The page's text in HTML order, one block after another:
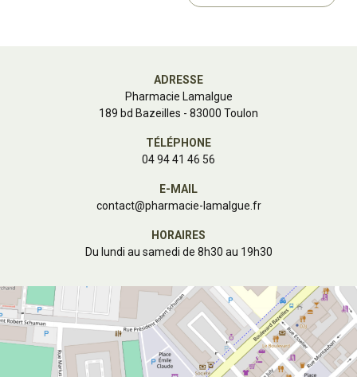
ADRESSE
Pharmacie Lamalgue
189 bd Bazeilles - 83000 Toulon
TÉLÉPHONE
04 94 41 46 56
E-MAIL
contact@pharmacie-lamalgue.fr
HORAIRES
Du lundi au samedi de 8h30 au 19h30